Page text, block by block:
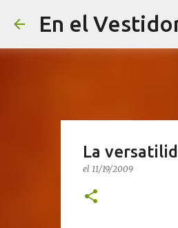
En el
La
el 11/19/2009